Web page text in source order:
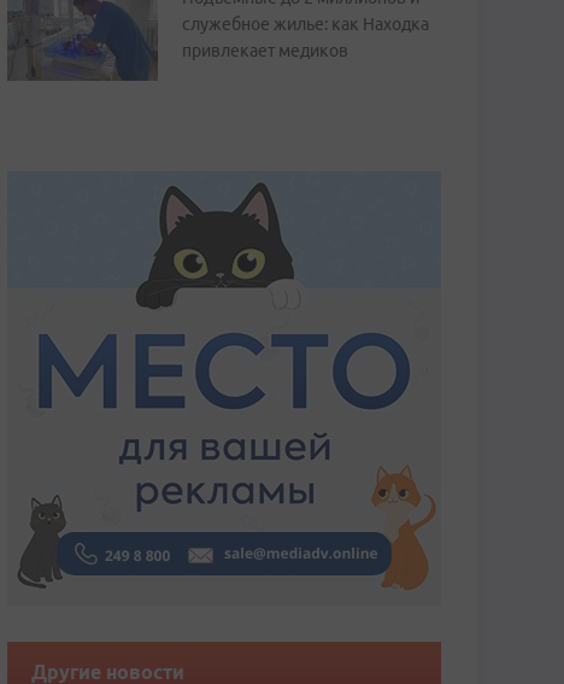
служебное жилье: как Находка
привлекает медиков
Другие новости